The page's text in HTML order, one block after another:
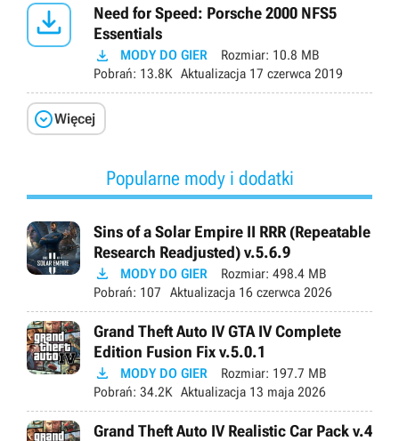

Need for Speed: Porsche 2000 NFS5
Essentials
 MODY DO GIER Rozmiar: 10.8 MB
Pobrań: 13.8K Aktualizacja 17 czerwca 2019
Więcej
Popularne mody i dodatki
Sins of a Solar Empire II RRR (Repeatable
Research Readjusted) v.5.6.9
 MODY DO GIER Rozmiar: 498.4 MB
Pobrań: 107 Aktualizacja 16 czerwca 2026
Grand Theft Auto IV GTA IV Complete
Edition Fusion Fix v.5.0.1
 MODY DO GIER Rozmiar: 197.7 MB
Pobrań: 34.2K Aktualizacja 13 maja 2026
Grand Theft Auto IV Realistic Car Pack v.4